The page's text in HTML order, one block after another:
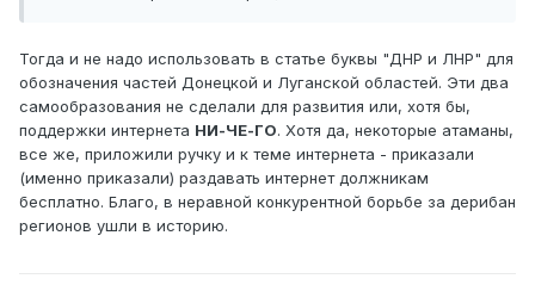
Тогда и не надо использовать в статье буквы "ДНР и ЛНР" для
обозначения частей Донецкой и Луганской областей. Эти два
самообразования не сделали для развития или, хотя бы,
поддержки интернета НИ-ЧЕ-ГО. Хотя да, некоторые атаманы,
все же, приложили ручку и к теме интернета - приказали
(именно приказали) раздавать интернет должникам
бесплатно. Благо, в неравной конкурентной борьбе за дерибан
регионов ушли в историю.